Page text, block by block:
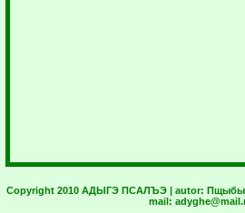
Copyright 2010 АДЫГЭ ПСАЛЪЭ | autor:
mail: